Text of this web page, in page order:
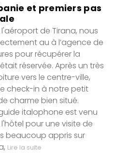
et premiers pas
de Tirana, nous
au à l’agence de
pour récupérer la
réservée. Après un très
vers le centre-ville,
check-in à notre petit
charme bien situé.
italophone est venu
pour une visite de
beaucoup appris sur
Lire la suite